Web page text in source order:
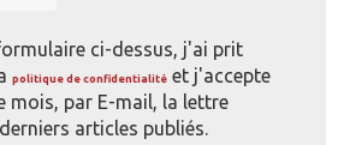
ci-dessus, j'ai prit
politique de confidentialité et j'accepte
mois, par E-mail, la lettre
articles publiés.